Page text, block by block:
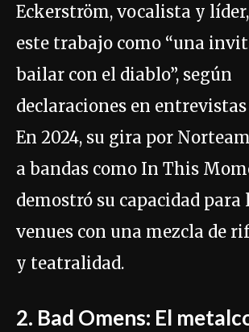
Eckerström, vocalista y
este trabajo como “una
bailar con el diablo”, según
declaraciones en
En 2024, su gira por
a bandas como In This
demostró su capacidad para
venues con una mezcla de
y teatralidad.
2. Bad Omens: El